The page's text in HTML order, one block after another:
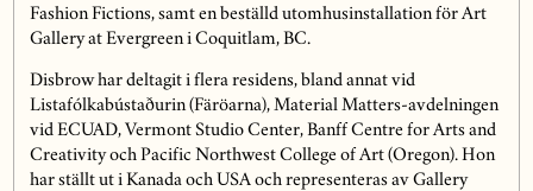
Fashion Fictions, samt en beställd utomhusinstallation för Art
Gallery at Evergreen i Coquitlam, BC.
Disbrow har deltagit i flera residens, bland annat vid
Listafólkabústaðurin (Färöarna), Material Matters-avdelningen
vid ECUAD, Vermont Studio Center, Banff Centre for Arts and
Creativity och Pacific Northwest College of Art (Oregon). Hon
har ställt ut i Kanada och USA och representeras av Gallery